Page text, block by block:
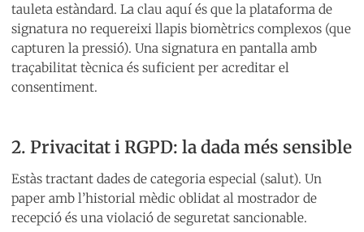
tauleta estàndard. La clau aquí és que la plataforma de
signatura no requereixi llapis biomètrics complexos (que
capturen la pressió). Una signatura en pantalla amb
traçabilitat tècnica és suficient per acreditar el
consentiment.
2. Privacitat i RGPD: la dada més sensible
Estàs tractant dades de categoria especial (salut). Un
paper amb l’historial mèdic oblidat al mostrador de
recepció és una violació de seguretat sancionable.